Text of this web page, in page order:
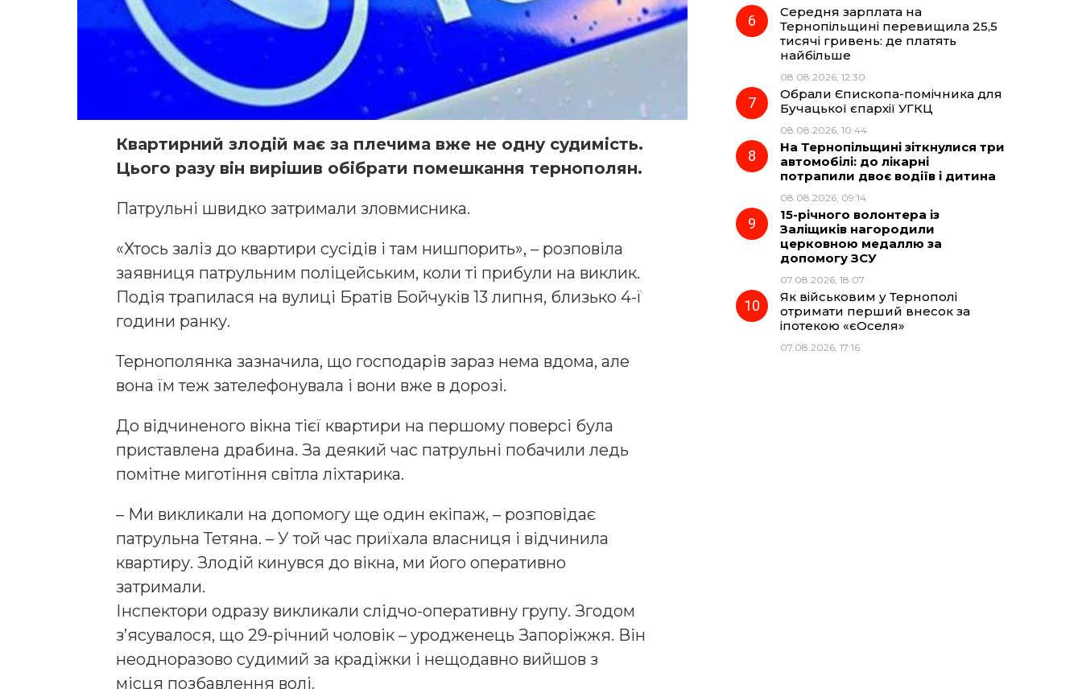
Квартирний злодій має за плечима вже не одну судимість.
Цього разу він вирішив обібрати помешкання тернополян.
Патрульні швидко затримали зловмисника.
«Хтось заліз до квартири сусідів і там нишпорить», – розповіла
заявниця патрульним поліцейським, коли ті прибули на виклик.
Подія трапилася на вулиці Братів Бойчуків 13 липня, близько 4-ї
години ранку.
Тернополянка зазначила, що господарів зараз нема вдома, але
вона їм теж зателефонувала і вони вже в дорозі.
До відчиненого вікна тієї квартири на першому поверсі була
приставлена драбина. За деякий час патрульні побачили ледь
помітне миготіння світла ліхтарика.
– Ми викликали на допомогу ще один екіпаж, – розповідає
патрульна Тетяна. – У той час приїхала власниця і відчинила
квартиру. Злодій кинувся до вікна, ми його оперативно
затримали.
Інспектори одразу викликали слідчо-оперативну групу. Згодом
з’ясувалося, що 29-річний чоловік – уродженець Запоріжжя. Він
неодноразово судимий за крадіжки і нещодавно вийшов з
місця позбавлення волі.
Середня зарплата на
Тернопільщині перевищила 25,5
тисячі гривень: де платять
найбільше
08.08.2026, 12:30
Обрали Єпископа-помічника для
Бучацької єпархії УГКЦ
08.08.2026, 10:44
На Тернопільщині зіткнулися три
автомобілі: до лікарні
потрапили двоє водіїв і дитина
08.08.2026, 09:14
15-річного волонтера із
Заліщиків нагородили
церковною медаллю за
допомогу ЗСУ
07.08.2026, 18:07
Як військовим у Тернополі
отримати перший внесок за
іпотекою «єОселя»
07.08.2026, 17:16